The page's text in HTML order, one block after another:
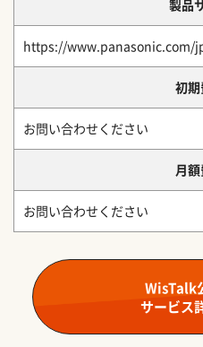
製品
https://
初
お問い合わせください
月
お問い合わせください
WisTalk
サービス